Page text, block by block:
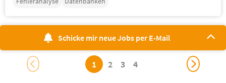
Schicke mir neue Jobs per E-Mail
1 2 3 4